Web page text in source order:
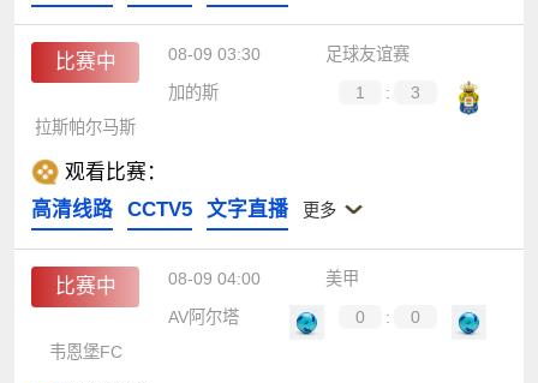
比赛中 08-09 03:30
足球友谊赛
加的斯
1 :
3
拉斯帕尔马斯
观看比赛：
高清线路
CCTV5 文字直播 更多
比赛中 08-09 04:00
美甲
AV阿尔塔
0 :
0
韦恩堡FC